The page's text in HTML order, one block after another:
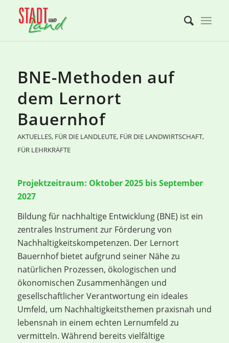
BNE-Methoden auf
dem Lernort
Bauernhof
AKTUELLES, FÜR DIE LANDLEUTE, FÜR DIE LANDWIRTSCHAFT,
FÜR LEHRKRÄFTE
Projektzeitraum: Oktober 2025 bis September
2027
Bildung für nachhaltige Entwicklung (BNE) ist ein
zentrales Instrument zur Förderung von
Nachhaltigkeitskompetenzen. Der Lernort
Bauernhof bietet aufgrund seiner Nähe zu
natürlichen Prozessen, ökologischen und
ökonomischen Zusammenhängen und
gesellschaftlicher Verantwortung ein ideales
Umfeld, um Nachhaltigkeitsthemen praxisnah und
lebensnah in einem echten Lernumfeld zu
vermitteln. Während bereits vielfältige